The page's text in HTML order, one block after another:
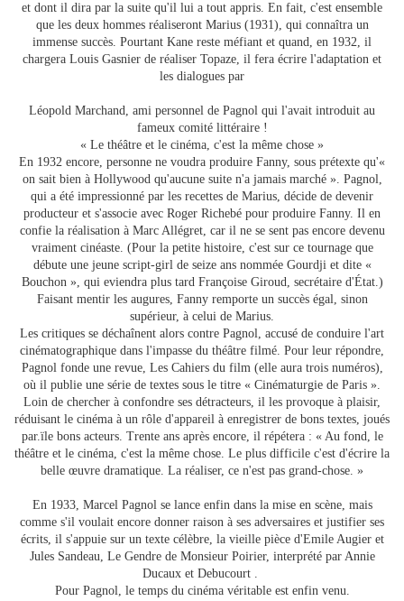
et dont il dira par la suite qu'il lui a tout appris. En fait, c'est ensemble
que les deux hommes réaliseront Marius (1931), qui connaîtra un
immense succès. Pourtant Kane reste méfiant et quand, en 1932, il
chargera Louis Gasnier de réaliser Topaze, il fera écrire l'adaptation et
les dialogues par
Léopold Marchand, ami personnel de Pagnol qui l'avait introduit au
fameux comité littéraire !
« Le théâtre et le cinéma, c'est la même chose »
En 1932 encore, personne ne voudra produire Fanny, sous prétexte qu'«
on sait bien à Hollywood qu'aucune suite n'a jamais marché ». Pagnol,
qui a été impressionné par les recettes de Marius, décide de devenir
producteur et s'associe avec Roger Richebé pour produire Fanny. Il en
confie la réalisation à Marc Allégret, car il ne se sent pas encore devenu
vraiment cinéaste. (Pour la petite histoire, c'est sur ce tournage que
débute une jeune script-girl de seize ans nommée Gourdji et dite «
Bouchon », qui eviendra plus tard Françoise Giroud, secrétaire d'État.)
Faisant mentir les augures, Fanny remporte un succès égal, sinon
supérieur, à celui de Marius.
Les critiques se déchaînent alors contre Pagnol, accusé de conduire l'art
cinématographique dans l'impasse du théâtre filmé. Pour leur répondre,
Pagnol fonde une revue, Les Cahiers du film (elle aura trois numéros),
où il publie une série de textes sous le titre « Cinématurgie de Paris ».
Loin de chercher à confondre ses détracteurs, il les provoque à plaisir,
réduisant le cinéma à un rôle d'appareil à enregistrer de bons textes, joués
par.ïle bons acteurs. Trente ans après encore, il répétera : « Au fond, le
théâtre et le cinéma, c'est la même chose. Le plus difficile c'est d'écrire la
belle œuvre dramatique. La réaliser, ce n'est pas grand-chose. »
En 1933, Marcel Pagnol se lance enfin dans la mise en scène, mais
comme s'il voulait encore donner raison à ses adversaires et justifier ses
écrits, il s'appuie sur un texte célèbre, la vieille pièce d'Emile Augier et
Jules Sandeau, Le Gendre de Monsieur Poirier, interprété par Annie
Ducaux et Debucourt .
Pour Pagnol, le temps du cinéma véritable est enfin venu.